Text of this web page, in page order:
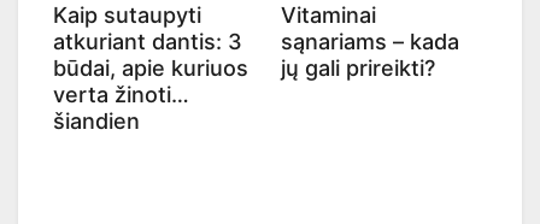
Kaip sutaupyti
atkuriant dantis: 3
būdai, apie kuriuos
verta žinoti
šiandien
Vitaminai
sąnariams – kada
jų gali prireikti?